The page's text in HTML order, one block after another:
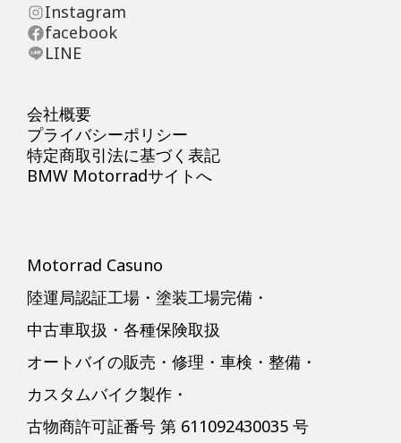
会社概要
プライバシーポリシー
特定商取引法に基づく表記
BMW Motorradサイトへ
Motorrad Casuno
陸運局認証工場・塗装工場完備・
中古車取扱・各種保険取扱
オートバイの販売・修理・車検・整備・
カスタムバイク製作・
古物商許可証番号 第 611092430035 号
Instagram
facebook
LINE